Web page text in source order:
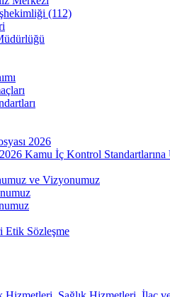
(112)
2026
Kamu İç Kontrol
ve Vizyonumuz
Etik Sözleşme